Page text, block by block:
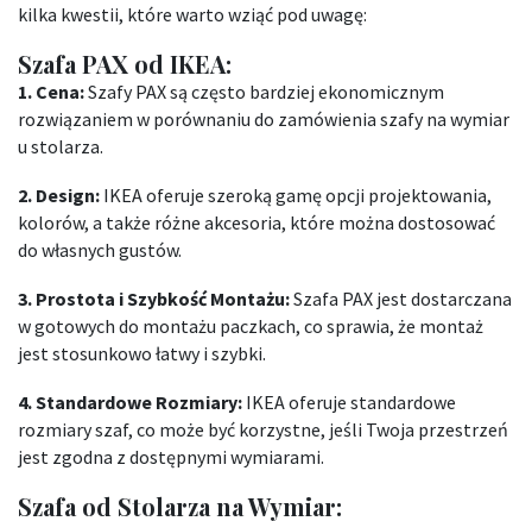
kilka kwestii, które warto wziąć pod uwagę:
Szafa PAX od IKEA:
1. Cena:Szafy PAX są często bardziej ekonomicznym
rozwiązaniem w porównaniu do zamówienia szafy na wymiar
u stolarza.
2. Design: IKEA oferuje szeroką gamę opcji projektowania,
kolorów, a także różne akcesoria, które można dostosować
do własnych gustów.
3. Prostota i Szybkość Montażu:Szafa PAX jest dostarczana
w gotowych do montażu paczkach, co sprawia, że ​​montaż
jest stosunkowo łatwy i szybki.
4. Standardowe Rozmiary: IKEA oferuje standardowe
rozmiary szaf, co może być korzystne, jeśli Twoja przestrzeń
jest zgodna z dostępnymi wymiarami.
Szafa od Stolarza na Wymiar: